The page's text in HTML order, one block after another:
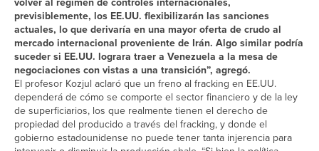
previsiblemente, los EE.UU. flexibilizarán las sanciones
actuales, lo que derivaría en una mayor oferta de crudo al
mercado internacional proveniente de Irán. Algo similar podría
suceder si EE.UU. lograra traer a Venezuela a la mesa de
negociaciones con vistas a una transición”, agregó.
El profesor Kozjul aclaró que un freno al fracking en EE.UU.
dependerá de cómo se comporte el sector financiero y de la ley
de superficiarios, los que realmente tienen el derecho de
propiedad del producido a través del fracking, y donde el
gobierno estadounidense no puede tener tanta injerencia para